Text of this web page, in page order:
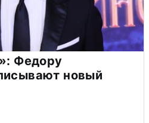
Федору
новый